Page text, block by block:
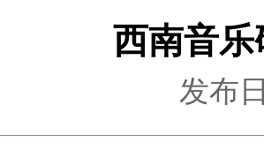
西南音
发布